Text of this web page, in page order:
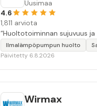
Uusimaa
4.6
1,811 arviota
“Huoltotoiminnan sujuvuus
Ilmalämpöpumpun huolto
Päivitetty 6.8.2026
Wirmax